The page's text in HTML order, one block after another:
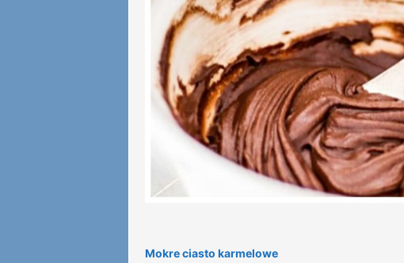
Mokre ciasto karmelowe